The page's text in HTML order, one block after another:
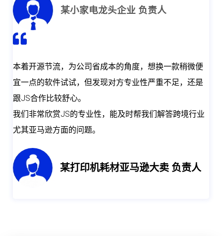
某小家电龙头企业 负责人
本着开源节流，为公司省成本的角度，想换一款稍微便
宜一点的软件试试，但发现对方专业性严重不足，还是
跟JS合作比较舒心。
我们非常欣赏JS的专业性，能及时帮我们解答跨境行业
尤其亚马逊方面的问题。
某打印机耗材亚马逊大卖 负责人